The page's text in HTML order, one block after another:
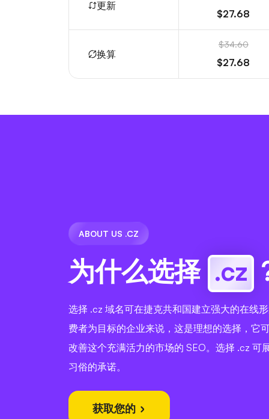
更新
$27.68
换算
$34.60
$27.68
ABOUT US .CZ
为什么选择 .cz
选择 .cz 域名可在捷克共和国建立强大的在线
费者为目标的企业来说，这是理想的选择，它
改善这个充满活力的市场的 SEO。选择 .cz 可
习俗的承诺。
获取您的